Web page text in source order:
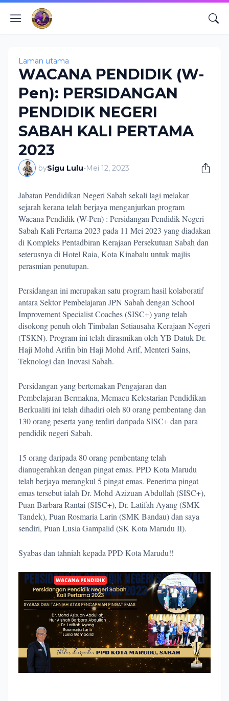
Laman utama
WACANA PENDIDIK (W-
Pen): PERSIDANGAN
PENDIDIK NEGERI
SABAH KALI PERTAMA
2023
bySigu Lulu-Mei 12, 2023
Jabatan Pendidikan Negeri Sabah sekali lagi melakar
sejarah kerana telah berjaya menganjurkan program
Wacana Pendidik (W-Pen) : Persidangan Pendidik Negeri
Sabah Kali Pertama 2023 pada 11 Mei 2023 yang diadakan
di Kompleks Pentadbiran Kerajaan Persekutuan Sabah dan
seterusnya di Hotel Raia, Kota Kinabalu untuk majlis
perasmian penutupan.
Persidangan ini merupakan satu program hasil kolaboratif
antara Sektor Pembelajaran JPN Sabah dengan School
Improvement Specialist Coaches (SISC+) yang telah
disokong penuh oleh Timbalan Setiausaha Kerajaan Negeri
(TSKN). Program ini telah dirasmikan oleh YB Datuk Dr.
Haji Mohd Arifin bin Haji Mohd Arif, Menteri Sains,
Teknologi dan Inovasi Sabah.
Persidangan yang bertemakan Pengajaran dan
Pembelajaran Bermakna, Memacu Kelestarian Pendidikan
Berkualiti ini telah dihadiri oleh 80 orang pembentang dan
130 orang peserta yang terdiri daripada SISC+ dan para
pendidik negeri Sabah.
15 orang daripada 80 orang pembentang telah
dianugerahkan dengan pingat emas. PPD Kota Marudu
telah berjaya merangkul 5 pingat emas. Penerima pingat
emas tersebut ialah Dr. Mohd Azizuan Abdullah (SISC+),
Puan Barbara Rantai (SISC+), Dr. Latifah Ayang (SMK
Tandek), Puan Rosmaria Larin (SMK Bandau) dan saya
sendiri, Puan Lusia Gampalid (SK Kota Marudu II).
Syabas dan tahniah kepada PPD Kota Marudu!!